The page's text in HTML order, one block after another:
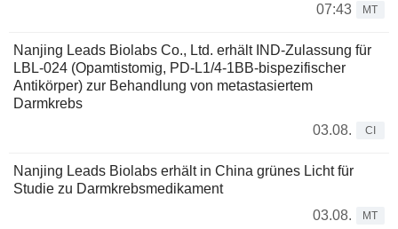
07:43
MT
Nanjing Leads Biolabs Co., Ltd. erhält IND-Zulassung für
LBL-024 (Opamtistomig, PD-L1/4-1BB-bispezifischer
Antikörper) zur Behandlung von metastasiertem
Darmkrebs
03.08.
CI
Nanjing Leads Biolabs erhält in China grünes Licht für
Studie zu Darmkrebsmedikament
03.08.
MT